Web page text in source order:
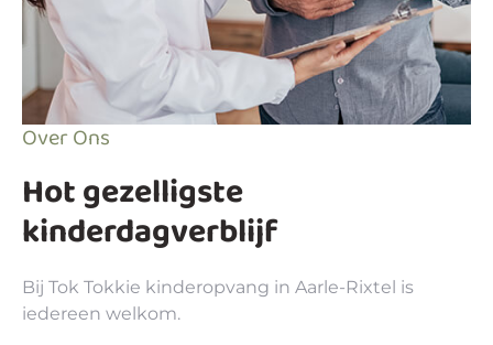
Over Ons
Hot gezelligste
kinderdagverblijf
Bij Tok Tokkie kinderopvang in Aarle-Rixtel is
iedereen welkom.